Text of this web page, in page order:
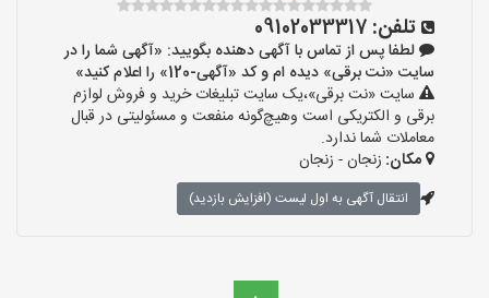
تلفن: 09102033317
لطفا پس از تماس با آگهی دهنده بگویید: «آگهی شما را در
سایت «نت برقی» دیده ام و کد «آگهی-120» را اعلام کنید»
سایت «نت برقی»،یک سایت تبلیغات خرید و فروش لوازم
برقی و الکتریکی است وهیچ‌گونه منفعت و مسئولیتی در قبال
معاملات شما ندارد.
مکان: زنجان - زنجان
انتقال آگهی به اول لیست (افزایش بازدید)